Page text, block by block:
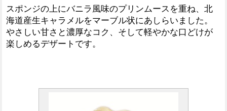
スポンジの上にバニラ風味のプリンムースを重ね、北
海道産生キャラメルをマーブル状にあしらいました。
やさしい甘さと濃厚なコク、そして軽やかな口どけが
楽しめるデザートです。